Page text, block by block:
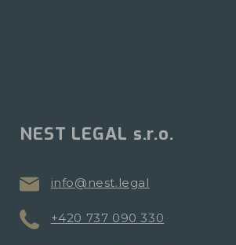
NEST LEGAL s.r.o.
info@nest.legal
+420 737 090 330